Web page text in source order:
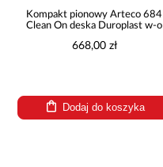
Kompakt pionowy Arteco 684
Clean On deska Duroplast w-o
668,00 zł
Dodaj do koszyka